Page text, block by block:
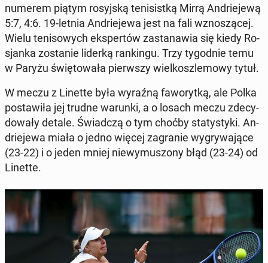
numerem piątym ro­syj­ską te­ni­sist­ką Mirrą An­drie­je­wą
5:7, 4:6. 19-letnia An­drie­je­wa jest na fali wzno­szą­cej.
Wielu te­ni­so­wych eks­per­tów za­sta­na­wia się kiedy Ro­
sjan­ka zo­sta­nie liderką ran­kin­gu. Trzy ty­go­dnie temu
w Paryżu świę­to­wa­ła pierw­szy wiel­kosz­le­mo­wy tytuł.
W meczu z Linette była wyraźną fa­wo­ryt­ką, ale Polka
po­sta­wi­ła jej trudne warunki, a o losach meczu zde­cy­
do­wa­ły detale. Świad­czą o tym choćby sta­ty­sty­ki. An­
drie­je­wa miała o jedno więcej za­gra­nie wy­gry­wa­ją­ce
(23-22) i o jeden mniej nie­wy­mu­szo­ny błąd (23-24) od
Linette.